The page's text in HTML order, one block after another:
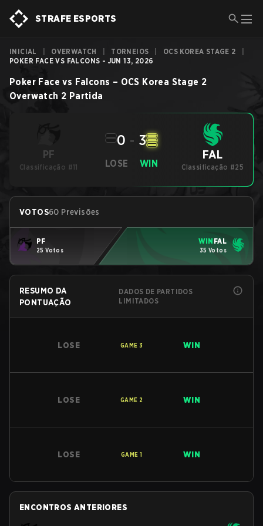
STRAFE ESPORTS
INICIAL OVERWATCH TORNEIOS OCS KOREA STAGE 2
POKER FACE VS FALCONS - JUN 13, 2026
Poker Face vs Falcons – OCS Korea Stage 2
Overwatch 2 Partida
PF
Classificação #11 LOSE
0 - 3
WIN
FAL
Classificação #25
VOTOS60 Previsões
PF
25 Votos
WIN FAL
35 Votos
RESUMO DA
PONTUAÇÃO
DADOS DE PARTIDOS
LIMITADOS
LOSE GAME 3 WIN
LOSE GAME 2 WIN
LOSE GAME 1 WIN
ENCONTROS ANTERIORES